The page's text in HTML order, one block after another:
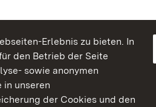
Erlebnis zu bieten. In
den Betrieb der Seite
sowie anonymen
in unseren
der Cookies und den